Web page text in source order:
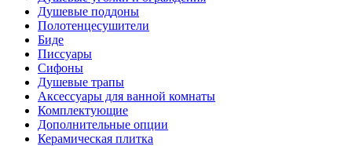
Душевые поддоны
Полотенцесушители
Биде
Писсуары
Сифоны
Душевые трапы
Аксессуары для ванной комнаты
Комплектующие
Дополнительные опции
Керамическая плитка